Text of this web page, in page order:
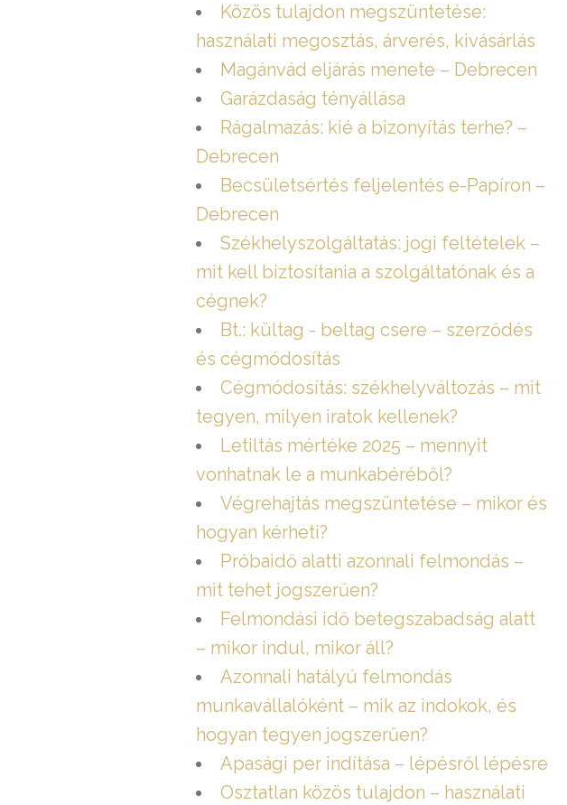
Közös tulajdon megszüntetése:
használati megosztás, árverés, kivásárlás
Magánvád eljárás menete – Debrecen
Garázdaság tényállása
Rágalmazás: kié a bizonyítás terhe? –
Debrecen
Becsületsértés feljelentés e-Papíron –
Debrecen
Székhelyszolgáltatás: jogi feltételek –
mit kell biztosítania a szolgáltatónak és a
cégnek?
Bt.: kültag - beltag csere – szerződés
és cégmódosítás
Cégmódosítás: székhelyváltozás – mit
tegyen, milyen iratok kellenek?
Letiltás mértéke 2025 – mennyit
vonhatnak le a munkabéréből?
Végrehajtás megszüntetése – mikor és
hogyan kérheti?
Próbaidő alatti azonnali felmondás –
mit tehet jogszerűen?
Felmondási idő betegszabadság alatt
– mikor indul, mikor áll?
Azonnali hatályú felmondás
munkavállalóként – mik az indokok, és
hogyan tegyen jogszerűen?
Apasági per indítása – lépésről lépésre
Osztatlan közös tulajdon – használati